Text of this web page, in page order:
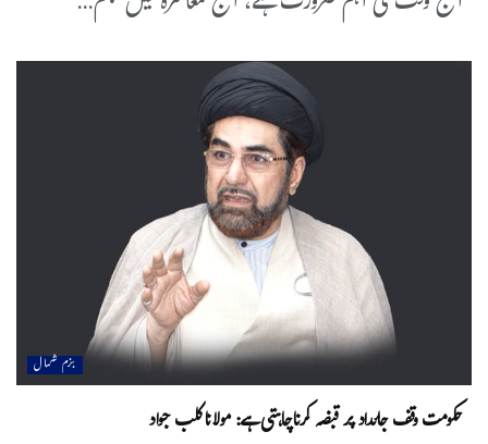
بزم شمال
حکومت وقف جائداد پر قبضہ کرناچاہتی ہے: مولانا کلب جواد